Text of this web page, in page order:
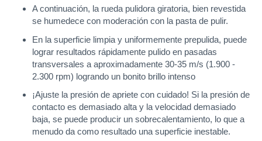
A continuación, la rueda pulidora giratoria, bien revestida
se humedece con moderación con la pasta de pulir.
En la superficie limpia y uniformemente prepulida, puede
lograr resultados rápidamente pulido en pasadas
transversales a aproximadamente 30-35 m/s (1.900 -
2.300 rpm) logrando un bonito brillo intenso
¡Ajuste la presión de apriete con cuidado! Si la presión de
contacto es demasiado alta y la velocidad demasiado
baja, se puede producir un sobrecalentamiento, lo que a
menudo da como resultado una superficie inestable.